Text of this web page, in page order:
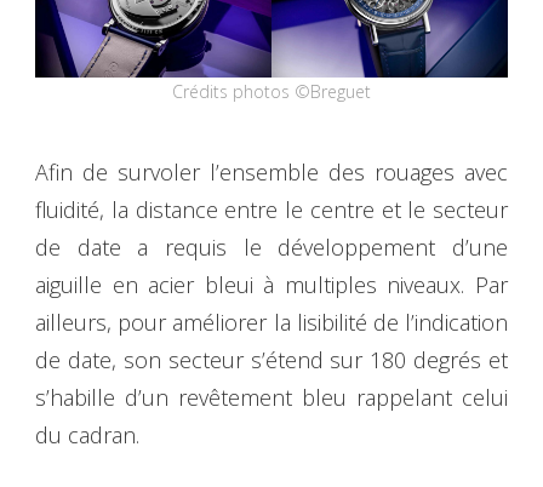
Crédits photos ©Breguet
Afin de survoler l’ensemble des rouages avec
fluidité, la distance entre le centre et le secteur
de date a requis le développement d’une
aiguille en acier bleui à multiples niveaux. Par
ailleurs, pour améliorer la lisibilité de l’indication
de date, son secteur s’étend sur 180 degrés et
s’habille d’un revêtement bleu rappelant celui
du cadran.